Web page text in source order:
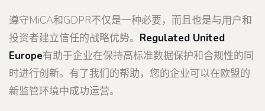
遵守MiCA和GDPR不仅是一种必要，而且也是与用户和
投资者建立信任的战略优势。 Regulated United
Europe有助于企业在保持高标准数据保护和合规性的同
时进行创新。有了我们的帮助，您的企业可以在欧盟的
新监管环境中成功运营。